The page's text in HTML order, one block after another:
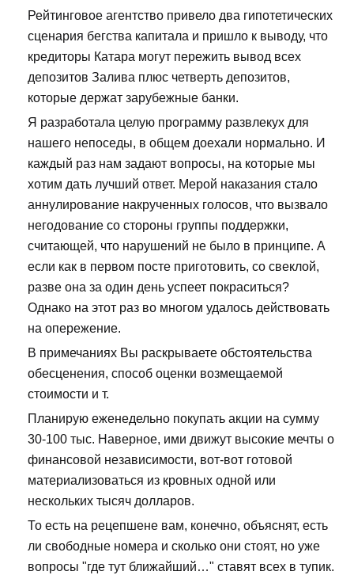
Рейтинговое агентство привело два гипотетических
сценария бегства капитала и пришло к выводу, что
кредиторы Катара могут пережить вывод всех
депозитов Залива плюс четверть депозитов,
которые держат зарубежные банки.
Я разработала целую программу развлекух для
нашего непоседы, в общем доехали нормально. И
каждый раз нам задают вопросы, на которые мы
хотим дать лучший ответ. Мерой наказания стало
аннулирование накрученных голосов, что вызвало
негодование со стороны группы поддержки,
считающей, что нарушений не было в принципе. А
если как в первом посте приготовить, со свеклой,
разве она за один день успеет покраситься?
Однако на этот раз во многом удалось действовать
на опережение.
В примечаниях Вы раскрываете обстоятельства
обесценения, способ оценки возмещаемой
стоимости и т.
Планирую еженедельно покупать акции на сумму
30-100 тыс. Наверное, ими движут высокие мечты о
финансовой независимости, вот-вот готовой
материализоваться из кровных одной или
нескольких тысяч долларов.
То есть на рецепшене вам, конечно, объяснят, есть
ли свободные номера и сколько они стоят, но уже
вопросы "где тут ближайший…" ставят всех в тупик.